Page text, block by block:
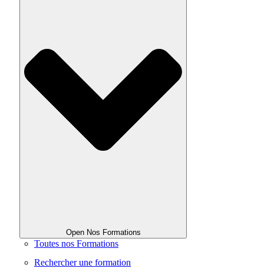
Open Nos Formations
Toutes nos Formations
Rechercher une formation